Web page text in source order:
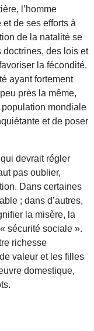
l’homme
de ses efforts à
de la natalité se
doctrines, des lois et
la fécondité.
ayant fortement
près la même,
population mondiale
et de poser
devrait régler
pas oublier,
Dans certaines
; dans d’autres,
la misère, la
sécurité sociale ».
richesse
valeur et les filles
domestique,